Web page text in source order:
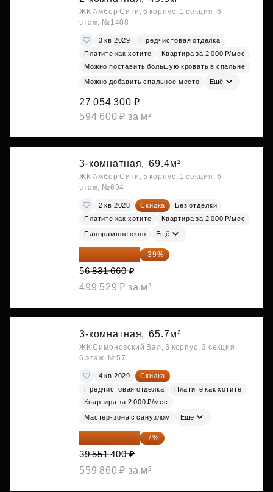
ЖК Амбер Сити, 6 корпус, 1 секция, 6
этаж, №1408
3 кв 2029
Предчистовая отделка
Платите как хотите
Квартира за 2 000 ₽/мес
Можно поставить большую кровать в спальне
Можно добавить спальное место Ещё
27 054 300 ₽
594 600 ₽ за м²
3-комнатная, 69.4м²
ЖК Амбер Сити, 5 корпус, 1 секция, 6
этаж, №694
2 кв 2028 Скидка
Без отделки
Платите как хотите
Квартира за 2 000 ₽/мес
Панорамное окно Ещё
34 667 313 ₽ -39%
56 831 660 ₽
499 529 ₽ за м²
3-комнатная, 65.7м²
ЖК Симоновский Вал, 3 корпус, 3 секция,
6 этаж, №57
4 кв 2029
Скидка
Предчистовая отделка
Платите как хотите
Квартира за 2 000 ₽/мес
Мастер-зона с санузлом Ещё
36 782 802 ₽ -7%
39 551 400 ₽
559 860 ₽ за м²